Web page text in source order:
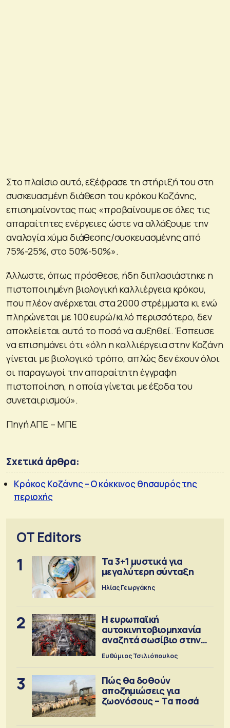
Στο πλαίσιο αυτό, εξέφρασε τη στήριξή του στη
συσκευασμένη διάθεση του κρόκου Κοζάνης,
επισημαίνοντας πως «προβαίνουμε σε όλες τις
απαραίτητες ενέργειες ώστε να αλλάξουμε την
αναλογία χύμα διάθεσης/συσκευασμένης από
75%-25%, στο 50%-50%».
Άλλωστε, όπως πρόσθεσε, ήδη διπλασιάστηκε η
πιστοποιημένη βιολογική καλλιέργεια κρόκου,
που πλέον ανέρχεται στα 2000 στρέμματα κι ενώ
πληρώνεται με 100 ευρώ/κιλό περισσότερο, δεν
αποκλείεται αυτό το ποσό να αυξηθεί. Έσπευσε
να επισημάνει ότι «όλη η καλλιέργεια στην Κοζάνη
γίνεται με βιολογικό τρόπο, απλώς δεν έχουν όλοι
οι παραγωγοί την απαραίτητη έγγραφη
πιστοποίηση, η οποία γίνεται με έξοδα του
συνεταιρισμού».
Πηγή ΑΠΕ – ΜΠΕ
Σχετικά άρθρα:
Κρόκος Κοζάνης – Ο κόκκινος θησαυρός της
περιοχής
OT Editors
1
Τα 3+1 μυστικά για
μεγαλύτερη σύνταξη
Ηλίας Γεωργάκης
2
Η ευρωπαϊκή
αυτοκινητοβιομηχανία
αναζητά σωσίβιο στην
Κίνα
Ευθύμιος Τσιλιόπουλος
3
Πώς θα δοθούν
αποζημιώσεις για
ζωονόσους – Τα ποσά